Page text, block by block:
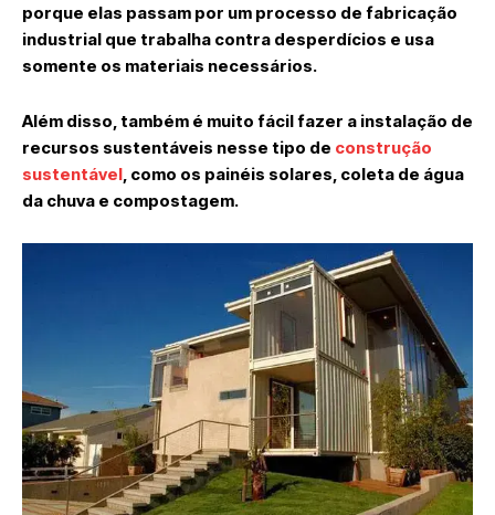
porque elas passam por um processo de fabricação
industrial que trabalha contra desperdícios e usa
somente os materiais necessários.
Além disso, também é muito fácil fazer a instalação de
recursos sustentáveis nesse tipo de construção
sustentável, como os painéis solares, coleta de água
da chuva e compostagem.